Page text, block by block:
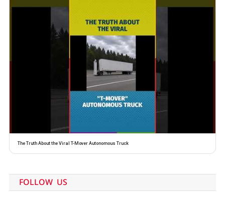
The Truth About the Viral T-Mover Autonomous Truck
FOLLOW US